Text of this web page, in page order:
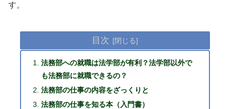
す。
目次
法務部への就職は法学部が有利？法学部以外で
も法務部に就職できるの？
法務部の仕事の内容をざっくりと
法務部の仕事を知る本（入門書）